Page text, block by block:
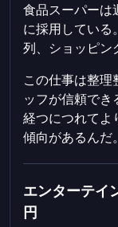
食品スーパーは
に採用している
列、ショッピン
この仕事は整
ッフが信頼で
経つにつれてよ
傾向があるんだ。
エンターテイ
円